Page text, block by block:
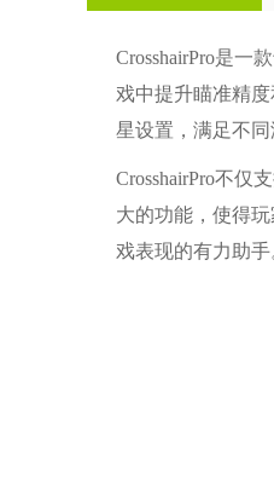
CrosshairPro是一
戏中提升瞄准精
星设置，满足不同
CrosshairPro不仅
大的功能，使得
戏表现的有力助手